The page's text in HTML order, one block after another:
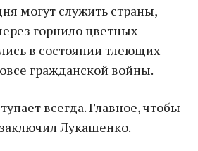
могут служить страны,
горнило цветных
в состоянии тлеющих
гражданской войны.
всегда. Главное, чтобы
Лукашенко.